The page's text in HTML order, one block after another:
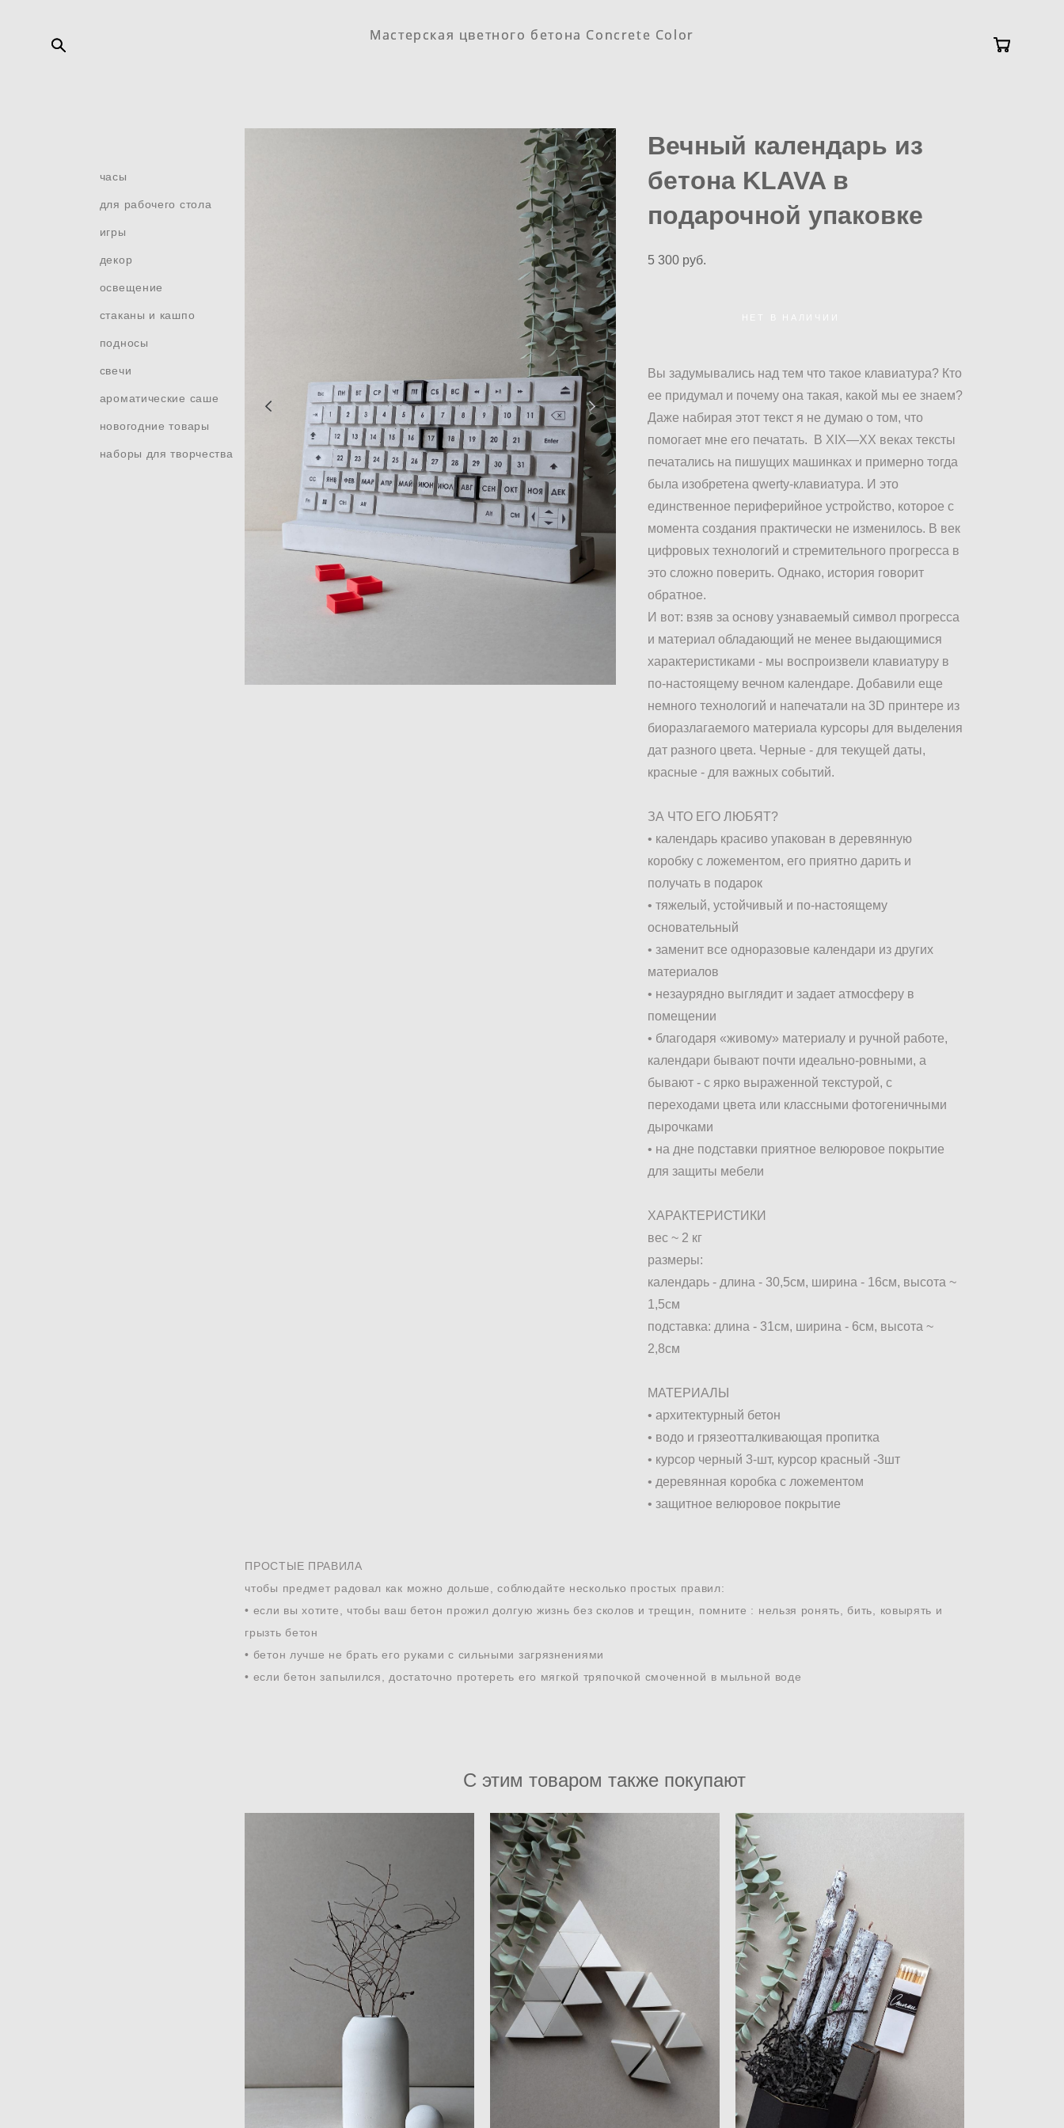
Мастерская цветного бетона Concrete Color
Мастерская цветного бетона Concrete Color
часы
для рабочего стола
игры
декор
освещение
стаканы и кашпо
подносы
свечи
ароматические саше
новогодние товары
наборы для творчества
Вечный календарь из
бетона KLAVA в
подарочной упаковке
5 300 pуб.
НЕТ В НАЛИЧИИ
Вы задумывались над тем что такое клавиатура? Кто
ее придумал и почему она такая, какой мы ее знаем?
Даже набирая этот текст я не думаю о том, что
помогает мне его печатать. В XIX—XX веках тексты
печатались на пишущих машинках и примерно тогда
была изобретена qwerty-клавиатура. И это
единственное периферийное устройство, которое с
момента создания практически не изменилось. В век
цифровых технологий и стремительного прогресса в
это сложно поверить. Однако, история говорит
обратное.
И вот: взяв за основу узнаваемый символ прогресса
и материал обладающий не менее выдающимися
характеристиками - мы воспроизвели клавиатуру в
по-настоящему вечном календаре. Добавили еще
немного технологий и напечатали на 3D принтере из
биоразлагаемого материала курсоры для выделения
дат разного цвета. Черные - для текущей даты,
красные - для важных событий.
ЗА ЧТО ЕГО ЛЮБЯТ?
• календарь красиво упакован в деревянную
коробку с ложементом, его приятно дарить и
получать в подарок
• тяжелый, устойчивый и по-настоящему
основательный
• заменит все одноразовые календари из других
материалов
• незаурядно выглядит и задает атмосферу в
помещении
• благодаря «живому» материалу и ручной работе,
календари бывают почти идеально-ровными, а
бывают - с ярко выраженной текстурой, с
переходами цвета или классными фотогеничными
дырочками
• на дне подставки приятное велюровое покрытие
для защиты мебели
ХАРАКТЕРИСТИКИ
вес ~ 2 кг
размеры:
календарь - длина - 30,5см, ширина - 16см, высота ~
1,5см
подставка: длина - 31см, ширина - 6см, высота ~
2,8см
МАТЕРИАЛЫ
• архитектурный бетон
• водо и грязеотталкивающая пропитка
• курсор черный 3-шт, курсор красный -3шт
• деревянная коробка с ложементом
• защитное велюровое покрытие
ПРОСТЫЕ ПРАВИЛА
чтобы предмет радовал как можно дольше, соблюдайте несколько простых правил:
• если вы хотите, чтобы ваш бетон прожил долгую жизнь без сколов и трещин, помните : нельзя ронять, бить, ковырять и
грызть бетон
• бетон лучше не брать его руками с сильными загрязнениями
• если бетон запылился, достаточно протереть его мягкой тряпочкой смоченной в мыльной воде
С этим товаром также покупают
Ваза из бетона MIST
1 200 pуб.
Нет в наличии
Логическая игра из бетона
PUZZLE в подарочной упаковке
3 300 pуб.
Нет в наличии
Коллекция ароматических
свечей РУССКИЙ ЛЕС
3 300 pуб.
Нет в наличии